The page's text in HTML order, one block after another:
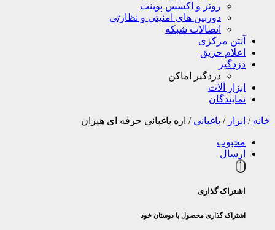
روتر و اکسس پوینت
دوربین های امنیتی و نظارتی
اتصالات شبکه
آنتن مرکزی
اعلام حریق
دزدگیر
دزدگیر اماکن
ابزار آلات
نمایندگان
خانه / ابزار / باغبانی / اره باغبانی حرفه ای هیزان
محبوب
ارسال
اشتراک گذاری
اشتراک گذاری محصول با دوستان خود